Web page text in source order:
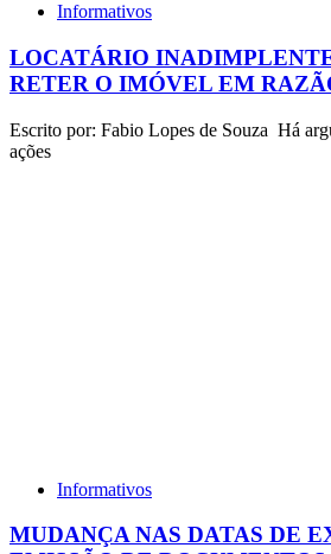
Informativos
LOCATÁRIO
RETER O IMÓVEL EM
Escrito por: Fabio Lopes de Souza Há
ações
Informativos
MUDANÇA NAS DATAS DE